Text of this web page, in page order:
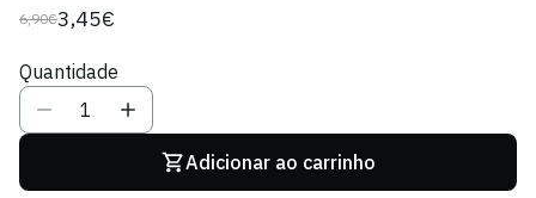
Preço
6,90€
Preço
venda
3,45€
Quantidade
Adicionar ao carrinho